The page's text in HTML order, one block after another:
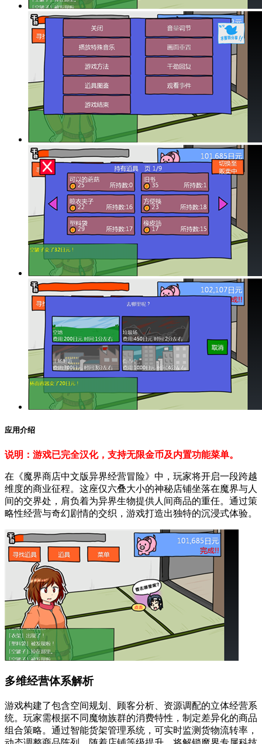
应用介绍
说明：游戏已完全汉化，支持无限金币及内置功能菜单。
在《魔界商店中文版异界经营冒险》中，玩家将开启一段跨越
维度的商业征程。这座仅六叠大小的神秘店铺坐落在魔界与人
间的交界处，肩负着为异界生物提供人间商品的重任。通过策
略性经营与奇幻剧情的交织，游戏打造出独特的沉浸式体验。
多维经营体系解析
游戏构建了包含空间规划、顾客分析、资源调配的立体经营系
统。玩家需根据不同魔物族群的消费特性，制定差异化的商品
组合策略。通过智能货架管理系统，可实时监测货物流转率，